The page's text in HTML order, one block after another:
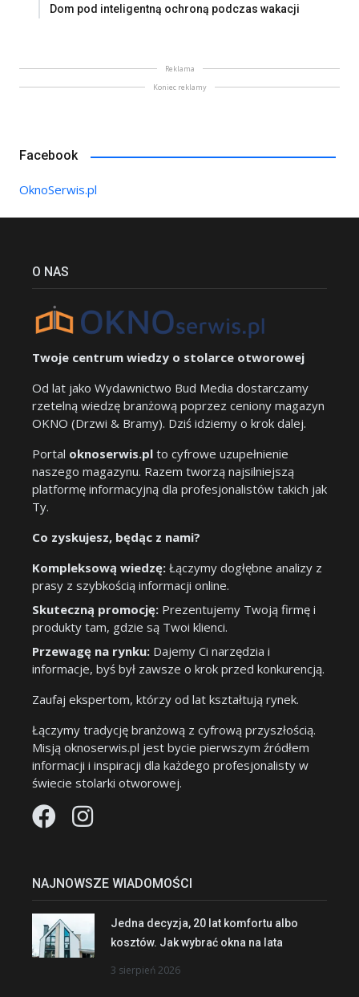
Dom pod inteligentną ochroną podczas wakacji
Reklama
Koniec reklamy
Facebook
OknoSerwis.pl
O NAS
Twoje centrum wiedzy o stolarce otworowej
Od lat jako Wydawnictwo Bud Media dostarczamy
rzetelną wiedzę branżową poprzez ceniony magazyn
OKNO (Drzwi & Bramy). Dziś idziemy o krok dalej.
Portal oknoserwis.pl to cyfrowe uzupełnienie
naszego magazynu. Razem tworzą najsilniejszą
platformę informacyjną dla profesjonalistów takich jak
Ty.
Co zyskujesz, będąc z nami?
Kompleksową wiedzę: Łączymy dogłębne analizy z
prasy z szybkością informacji online.
Skuteczną promocję: Prezentujemy Twoją firmę i
produkty tam, gdzie są Twoi klienci.
Przewagę na rynku: Dajemy Ci narzędzia i
informacje, byś był zawsze o krok przed konkurencją.
Zaufaj ekspertom, którzy od lat kształtują rynek.
Łączymy tradycję branżową z cyfrową przyszłością.
Misją oknoserwis.pl jest bycie pierwszym źródłem
informacji i inspiracji dla każdego profesjonalisty w
świecie stolarki otworowej.
NAJNOWSZE WIADOMOŚCI
Jedna decyzja, 20 lat komfortu albo
kosztów. Jak wybrać okna na lata
3 sierpień 2026